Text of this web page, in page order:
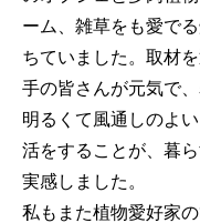
ーム、雑草をも愛で
ちていました。取材
手の皆さんが元気で
明るくて風通しのよ
活をすることが、暮
実感しました。
私もまた植物愛好家